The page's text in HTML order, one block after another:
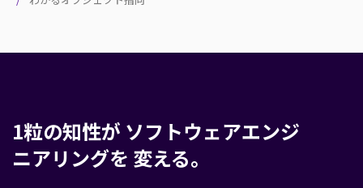
1粒の知性が ソフトウェアエンジ
ニアリングを 変える。